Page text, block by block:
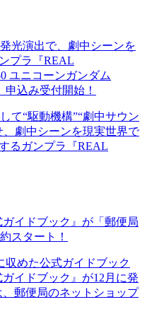
光演出で、劇中シーンを
プラ『REAL
ユニコーンガンダム
申込み受付開始！
て“駆動機構”“劇中サウン
、劇中シーンを現実世界で
るガンプラ『REAL
ガイドブック』が「郵便局
スタート！
収めた公式ガイドブック
ガイドブック』が12月に発
郵便局のネットショップ